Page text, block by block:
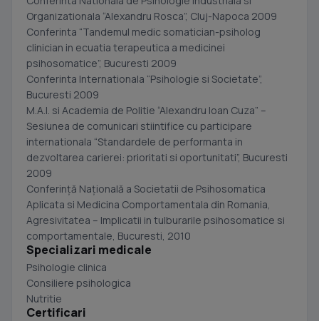
Organizationala “Alexandru Rosca”, Cluj-Napoca 2009
Conferinta “Tandemul medic somatician-psiholog
clinician in ecuatia terapeutica a medicinei
psihosomatice”, Bucuresti 2009
Conferinta Internationala “Psihologie si Societate”,
Bucuresti 2009
M.A.I. si Academia de Politie “Alexandru Ioan Cuza” –
Sesiunea de comunicari stiintifice cu participare
internationala “Standardele de performanta in
dezvoltarea carierei: prioritati si oportunitati”, Bucuresti
2009
Conferinţă Naţională a Societatii de Psihosomatica
Aplicata si Medicina Comportamentala din Romania,
Agresivitatea – Implicatii in tulburarile psihosomatice si
comportamentale, Bucuresti, 2010
Specializari medicale
Psihologie clinica
Consiliere psihologica
Nutritie
Certificari